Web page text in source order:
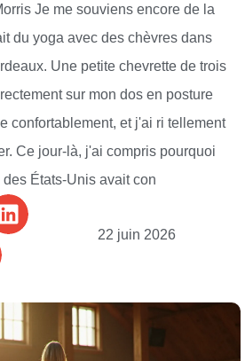
Je me souviens encore de la
du yoga avec des chèvres dans
Une petite chevrette de trois
sur mon dos en posture
confortablement, et j'ai ri tellement
Ce jour-là, j'ai compris pourquoi
États-Unis avait con
22 juin 2026